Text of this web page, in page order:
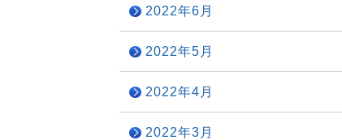
2022年6月
2022年5月
2022年4月
2022年3月